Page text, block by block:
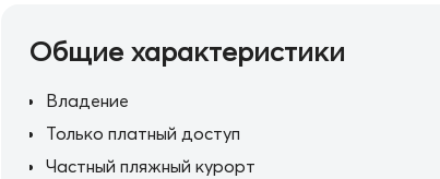
Общие характеристики
Владение
Только платный доступ
Частный пляжный курорт